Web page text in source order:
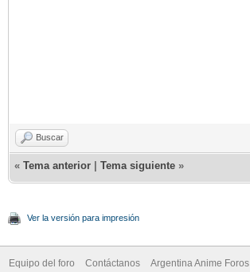
Buscar
« Tema anterior Tema siguiente »
Ver la versión para impresión
Equipo del foro Contáctanos Argentina Anime Foros